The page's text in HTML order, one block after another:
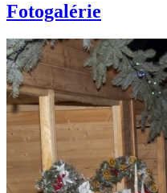
Fotogalérie